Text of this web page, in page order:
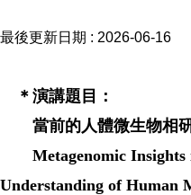
最後更新日期 : 2026-06-16
＊演講題目：
當前的人體微生物相
Metagenomic Insights
Understanding of Human